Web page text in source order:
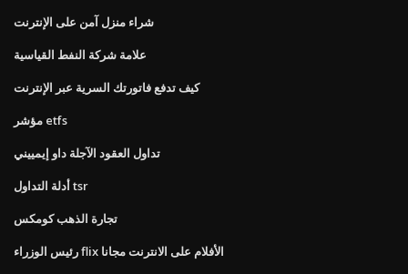
شراء منزل آمن على الإنترنت
علامة شركة النفط القياسية
كيف تدفع فاتورتك السرية عبر الإنترنت
مؤشر etfs
تداول العقود الآجلة داو إيمييني
أدلة التداول tsr
تجارة الذهب كومكس
رئيس الوزراء flix الأفلام على الانترنت مجانا